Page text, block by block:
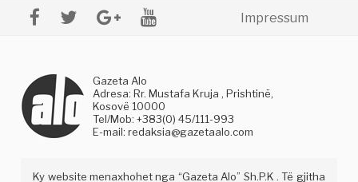
Impressum
Gazeta Alo
Adresa: Rr. Mustafa Kruja , Prishtinë,
Kosovë 10000
Tel/Mob: +383(0) 45/111-993
E-mail:redaksia@gazetaalo.com
Ky website menaxhohet nga “Gazeta Alo” Sh.P.K . Të gjitha